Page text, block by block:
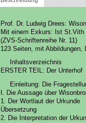
Prof. Dr. Ludwig Drees:
Mit einem Exkurs: Ist St.Vith
(ZVS-Schriftenreihe Nr. 11)
123 Seiten, mit
Inhaltsverzeichnis
ERSTER TEIL: Der Unterhof
Einleitung: Die
I. Die Aussage über
1. Der Wortlaut der Urkunde
Übersetzung
2. Die Interpretation der